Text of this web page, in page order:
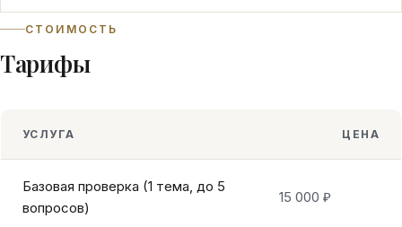
СТОИМОСТЬ
Тарифы
УСЛУГА ЦЕНА
Базовая проверка (1 тема, до 5
вопросов)
15 000 ₽